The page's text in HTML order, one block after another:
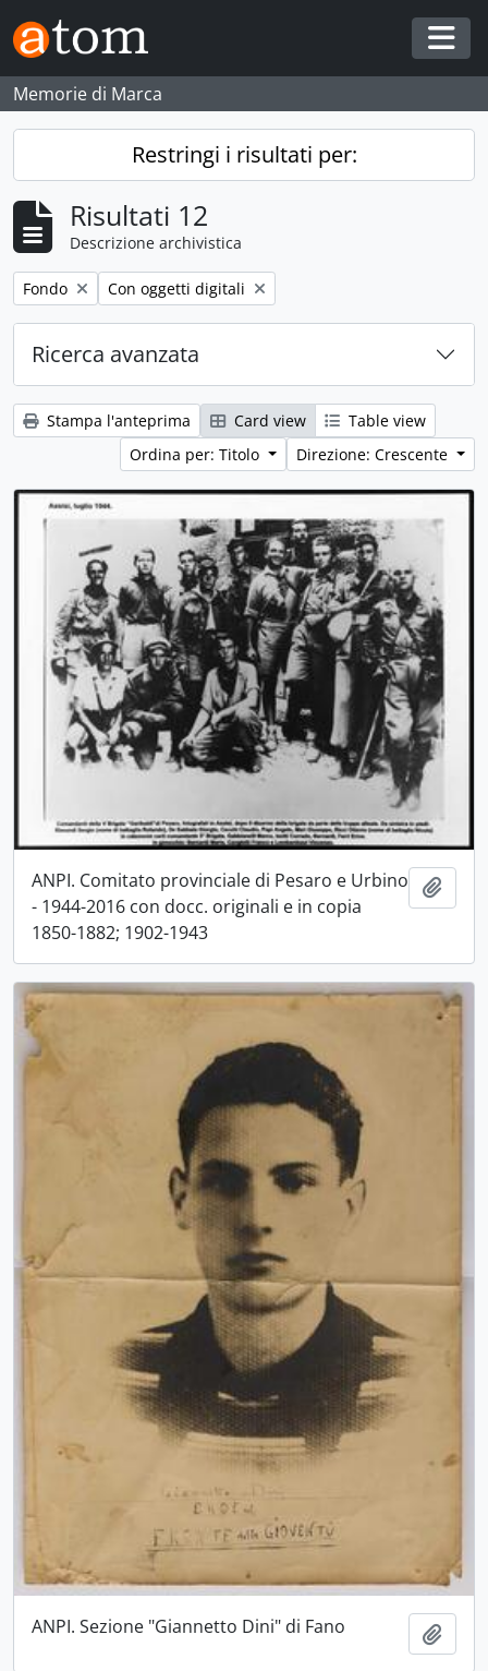
Skip to main content
Memorie di Marca
Restringi i risultati per:
Risultati 12
Descrizione archivistica
Remove filter:
Fondo Remove filter:
Con oggetti digitali
Ricerca avanzata
Stampa l'anteprima Card view
Table view
Ordina per: Titolo
Direzione: Crescente
ANPI. Comitato provinciale di Pesaro e Urbino
- 1944-2016 con docc. originali e in copia
1850-1882; 1902-1943
ANPI. Sezione "Giannetto Dini" di Fano